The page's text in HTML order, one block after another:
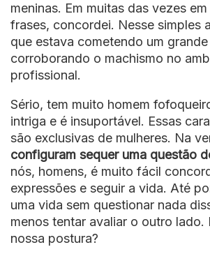
meninas. Em muitas das vezes
frases, concordei. Nesse simples
que estava cometendo um
corroborando o machismo no
profissional.
Sério, tem muito homem
intriga e é insuportável. Essas
são exclusivas de mulheres. Na
configuram sequer uma questão
nós, homens, é muito fácil
expressões e seguir a vida. Até
uma vida sem questionar nada
menos tentar avaliar o outro lado.
nossa postura?